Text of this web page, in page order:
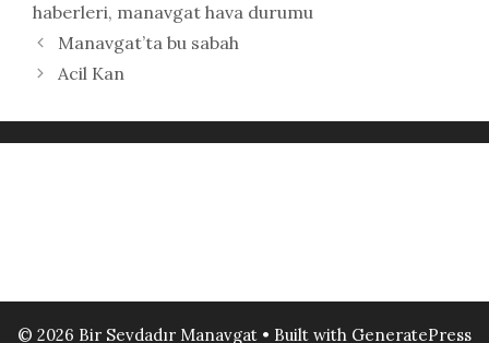
haberleri, manavgat hava durumu
Manavgat’ta bu sabah
Acil Kan
© 2026 Bir Sevdadır Manavgat • Built with GeneratePress